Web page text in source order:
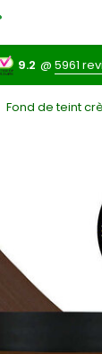
9.2 @5961
Fond de teint